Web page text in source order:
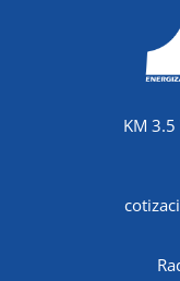
KM